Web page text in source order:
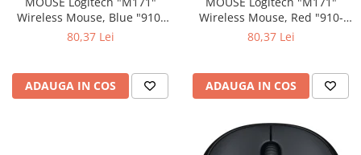
Wireless Mouse, Blue "910-
80,37 Lei
ADAUGA IN COS
Wireless Mouse, Red "910-
80,37 Lei
ADAUGA IN COS